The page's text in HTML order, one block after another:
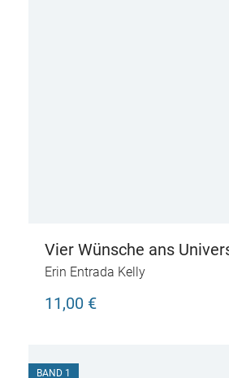
Vier Wünsche ans
Erin Entrada Kelly
11,00 €
BAND 1